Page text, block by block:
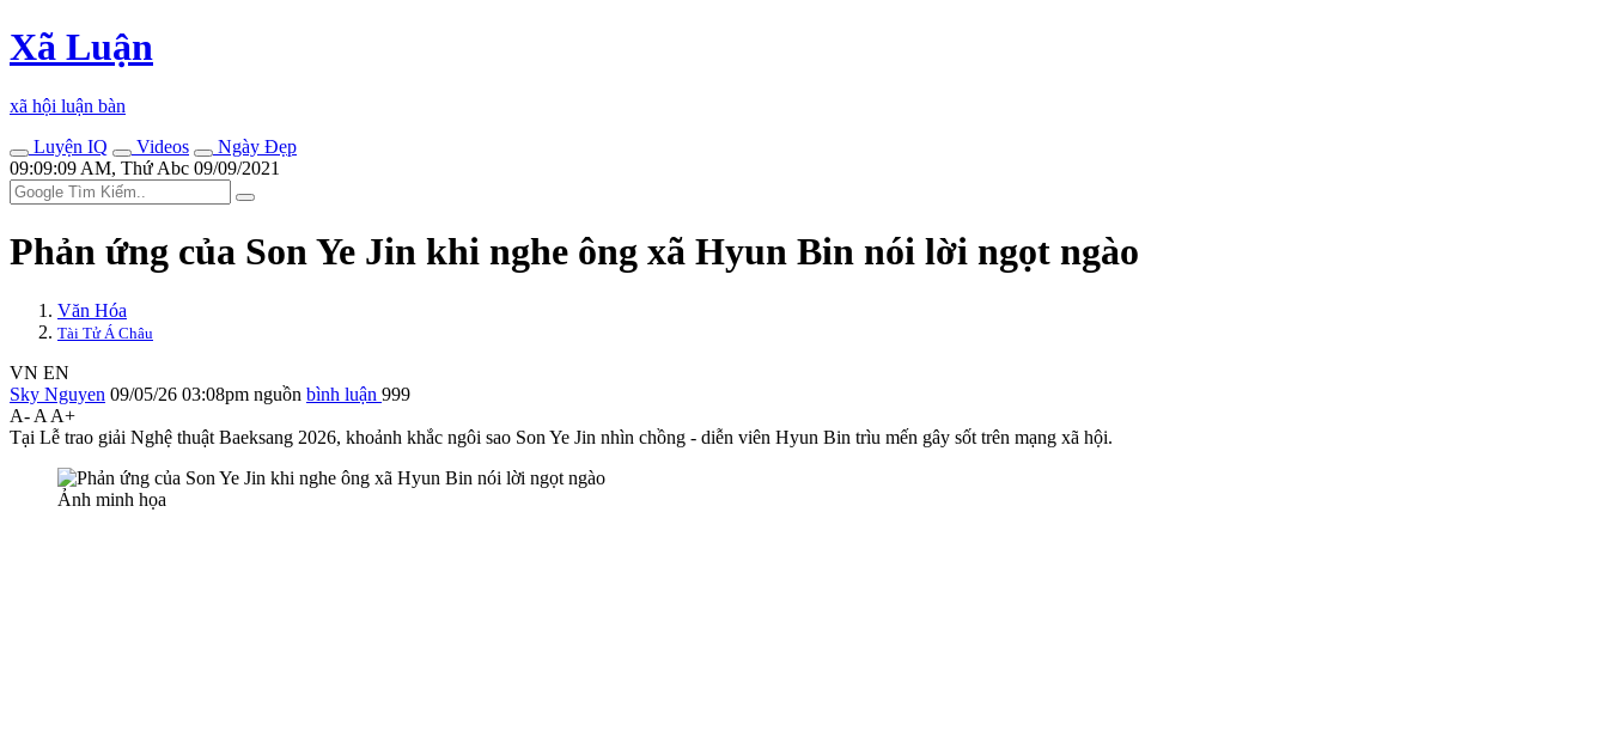
Xã Luận
xã hội luận bàn
Luyện IQ
Videos
Ngày Đẹp
09:09:09 AM, Thứ Abc 09/09/2021
Phản ứng của Son Ye Jin khi nghe ông xã Hyun Bin nói lời ngọt ngào
Văn Hóa
Tài Tử Á Châu
VN EN
Sky Nguyen 09/05/26 03:08pm nguồn bình luận 999
A- A A+
Tại Lễ trao giải Nghệ thuật Baeksang 2026, khoảnh khắc ngôi sao Son Ye Jin nhìn chồng - diễn viên Hyun Bin trìu mến gây sốt trên mạng xã hội.
Ảnh minh họa